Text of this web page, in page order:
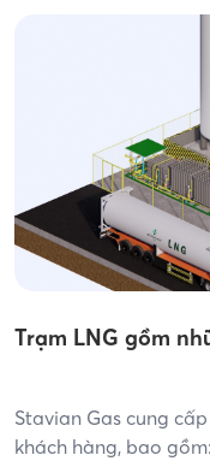
Trạm LNG gồm
Stavian Gas cung
khách hàng, bao